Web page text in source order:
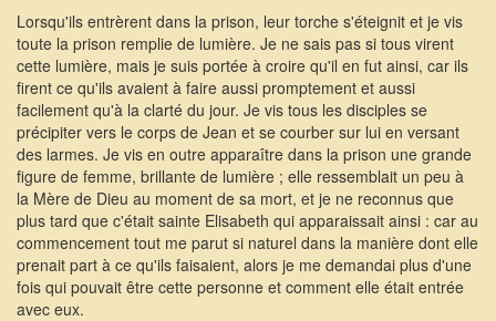
Lorsqu'ils entrèrent dans la prison, leur torche s'éteignit et je vis
toute la prison remplie de lumière. Je ne sais pas si tous virent
cette lumière, mais je suis portée à croire qu'il en fut ainsi, car ils
firent ce qu'ils avaient à faire aussi promptement et aussi
facilement qu'à la clarté du jour. Je vis tous les disciples se
précipiter vers le corps de Jean et se courber sur lui en versant
des larmes. Je vis en outre apparaître dans la prison une grande
figure de femme, brillante de lumière ; elle ressemblait un peu à
la Mère de Dieu au moment de sa mort, et je ne reconnus que
plus tard que c'était sainte Elisabeth qui apparaissait ainsi : car au
commencement tout me parut si naturel dans la manière dont elle
prenait part à ce qu'ils faisaient, alors je me demandai plus d'une
fois qui pouvait être cette personne et comment elle était entrée
avec eux.